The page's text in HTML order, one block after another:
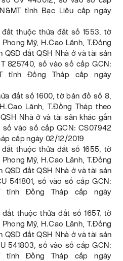
tỉnh Bạc Liêu cấp ngày
thuộc thửa đất số 1553, tờ
Mỹ, H.Cao Lãnh, T.Đồng
QSD đất QSH Nhà ở và tài sản
825740, số vào số cấp GCN:
tỉnh Đồng Tháp cấp ngày
đất số 1600, tờ bản đồ số 8,
Lãnh, T.Đồng Tháp theo
Nhà ở và tài sản khác gắn
vào số cấp GCN: CS07942
cấp ngày 02/12/2019
thuộc thửa đất số 1655, tờ
Mỹ, H.Cao Lãnh, T.Đồng
QSD đất QSH Nhà ở và tài sản
541801, số vào số cấp GCN:
tỉnh Đồng Tháp cấp ngày
thuộc thửa đất số 1657, tờ
Mỹ, H.Cao Lãnh, T.Đồng
QSD đất QSH Nhà ở và tài sản
541803, số vào số cấp GCN:
tỉnh Đồng Tháp cấp ngày